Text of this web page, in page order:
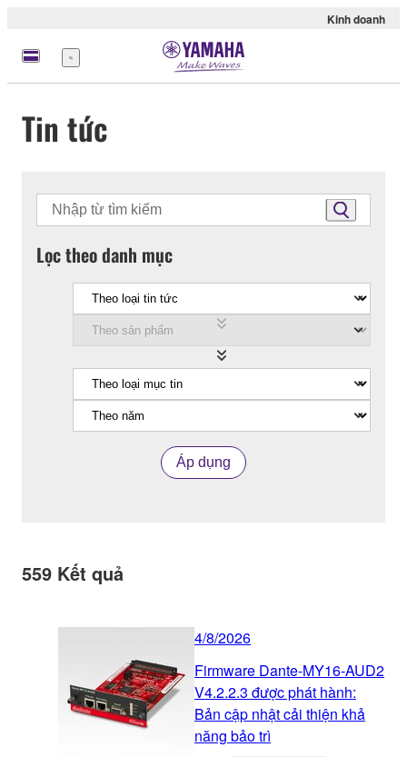
Kinh doanh
Menu
Tin tức
Lọc theo danh mục
Áp dụng
559 Kết quả
4/8/2026
Firmware Dante-MY16-AUD2
V4.2.2.3 được phát hành:
Bản cập nhật cải thiện khả
năng bảo trì